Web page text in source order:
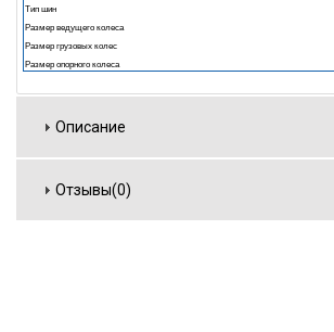
Тип шин
Размер ведущего колеса
Размер грузовых колес
Размер опорного колеса
Описание
Отзывы(0)